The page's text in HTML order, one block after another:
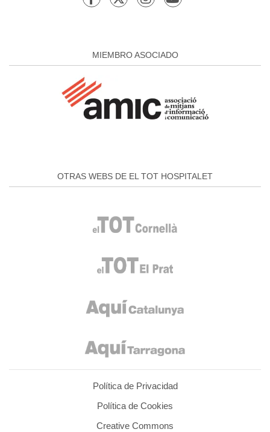
MIEMBRO ASOCIADO
OTRAS WEBS DE EL TOT HOSPITALET
Política de Privacidad
Política de Cookies
Creative Commons